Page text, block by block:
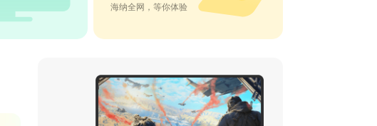
海纳全网，等你体验